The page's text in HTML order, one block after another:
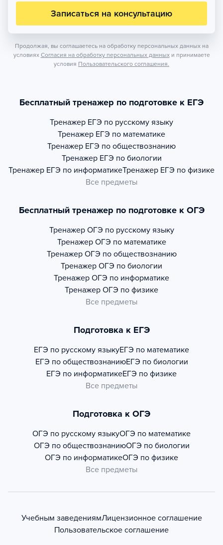
Записаться на консультацию
Продолжая, вы соглашаетесь на обработку персональных данных на
условиях Согласия на обработку персональных данных и принимаете
условия Пользовательского соглашения.
Бесплатный тренажер по подготовке к ЕГЭ
Тренажер ЕГЭ по русскому языку
Тренажер ЕГЭ по математике
Тренажер ЕГЭ по обществознанию
Тренажер ЕГЭ по биологии
Тренажер ЕГЭ по информатикеТренажер ЕГЭ по физике
Все предметы
Бесплатный тренажер по подготовке к ОГЭ
Тренажер ОГЭ по русскому языку
Тренажер ОГЭ по математике
Тренажер ОГЭ по обществознанию
Тренажер ОГЭ по биологии
Тренажер ОГЭ по информатике
Тренажер ОГЭ по физике
Все предметы
Подготовка к ЕГЭ
ЕГЭ по русскому языкуЕГЭ по математике
ЕГЭ по обществознаниюЕГЭ по биологии
ЕГЭ по информатикеЕГЭ по физике
Все предметы
Подготовка к ОГЭ
ОГЭ по русскому языкуОГЭ по математике
ОГЭ по обществознаниюОГЭ по биологии
ОГЭ по информатикеОГЭ по физике
Все предметы
Учебным заведениямЛицензионное соглашение
Пользовательское соглашение